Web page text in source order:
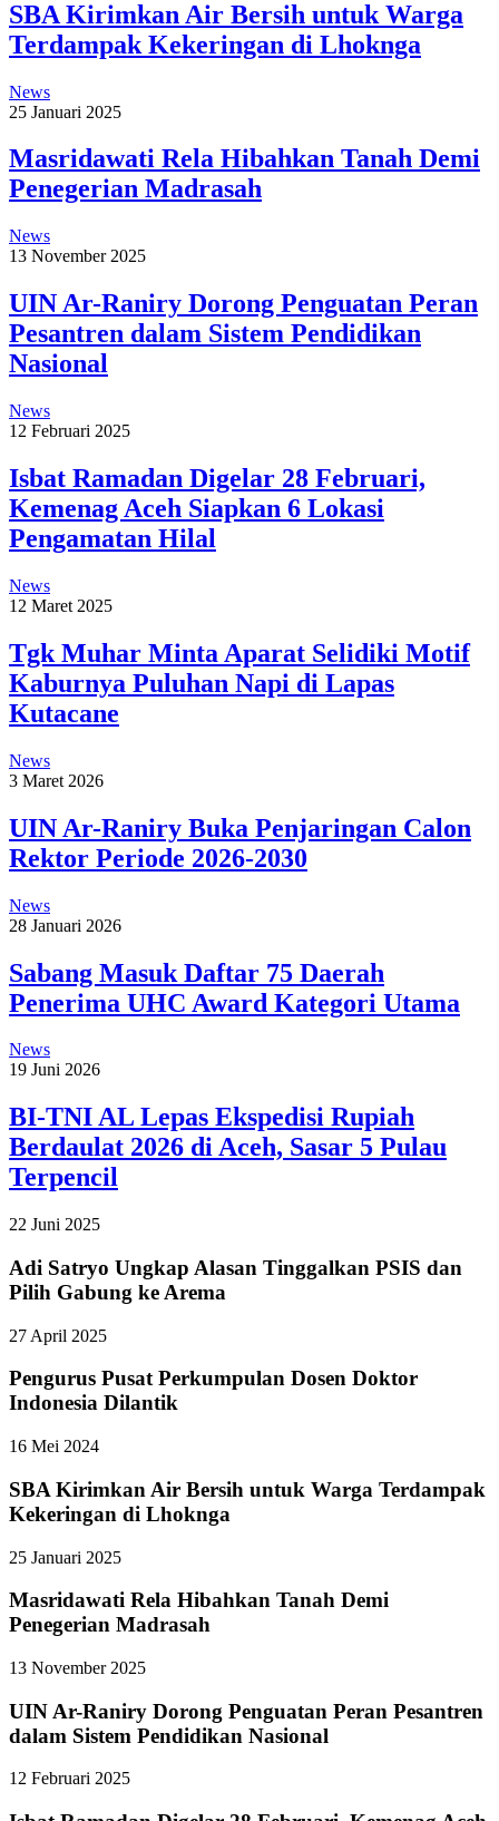
SBA Kirimkan Air Bersih untuk Warga
Terdampak Kekeringan di Lhoknga
News
25 Januari 2025
Masridawati Rela Hibahkan Tanah Demi
Penegerian Madrasah
News
13 November 2025
UIN Ar-Raniry Dorong Penguatan Peran
Pesantren dalam Sistem Pendidikan
Nasional
News
12 Februari 2025
Isbat Ramadan Digelar 28 Februari,
Kemenag Aceh Siapkan 6 Lokasi
Pengamatan Hilal
News
12 Maret 2025
Tgk Muhar Minta Aparat Selidiki Motif
Kaburnya Puluhan Napi di Lapas
Kutacane
News
3 Maret 2026
UIN Ar-Raniry Buka Penjaringan Calon
Rektor Periode 2026-2030
News
28 Januari 2026
Sabang Masuk Daftar 75 Daerah
Penerima UHC Award Kategori Utama
News
19 Juni 2026
BI-TNI AL Lepas Ekspedisi Rupiah
Berdaulat 2026 di Aceh, Sasar 5 Pulau
Terpencil
22 Juni 2025
Adi Satryo Ungkap Alasan Tinggalkan PSIS dan
Pilih Gabung ke Arema
27 April 2025
Pengurus Pusat Perkumpulan Dosen Doktor
Indonesia Dilantik
16 Mei 2024
SBA Kirimkan Air Bersih untuk Warga Terdampak
Kekeringan di Lhoknga
25 Januari 2025
Masridawati Rela Hibahkan Tanah Demi
Penegerian Madrasah
13 November 2025
UIN Ar-Raniry Dorong Penguatan Peran Pesantren
dalam Sistem Pendidikan Nasional
12 Februari 2025